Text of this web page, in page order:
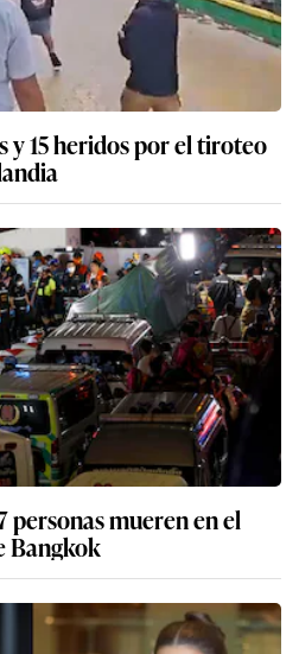
y 15 heridos por el tiroteo
personas mueren en el
Bangkok